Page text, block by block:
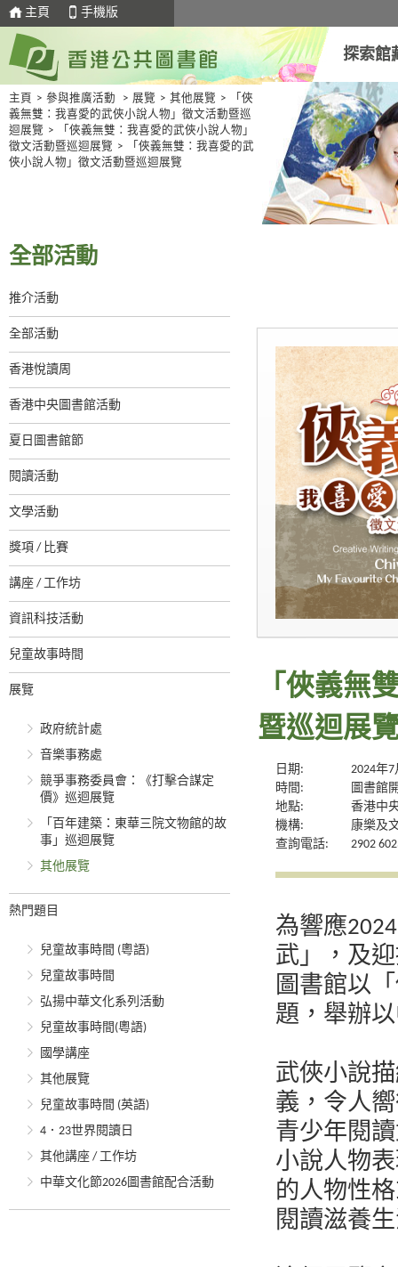
主頁 手機版
探索館
主頁 > 參與推廣活動 > 展覽 > 其他展覽 >
「俠
義無雙：我喜愛的武俠小說人物」徵文活動暨巡
迴展覽 >
「俠義無雙：我喜愛的武俠小說人物」
徵文活動暨巡迴展覽 >
「俠義無雙：我喜愛的武
俠小說人物」徵文活動暨巡迴展覽
全部活動
推介活動
全部活動
香港悅讀周
香港中央圖書館活動
夏日圖書館節
閱讀活動
文學活動
獎項 / 比賽
講座 / 工作坊
資訊科技活動
兒童故事時間
展覽
政府統計處
音樂事務處
競爭事務委員會：《打擊合謀定
價》巡迴展覽
「百年建築：東華三院文物館的故
事」巡迴展覽
其他展覽
熱門題目
兒童故事時間 (粵語)
兒童故事時間
弘揚中華文化系列活動
兒童故事時間(粵語)
國學講座
其他展覽
兒童故事時間 (英語)
4．23世界閱讀日
其他講座 / 工作坊
中華文化節2026圖書館配合活動
「俠義無
暨巡迴展
日期:
2024年
時間:
圖書館
地點:
香港中
機構:
康樂及
查詢電話:
2902
為響應
武」，及
圖書館以
題，舉辦
武俠小說
義，令人
青少年閱
小說人物
的人物性
閱讀滋養